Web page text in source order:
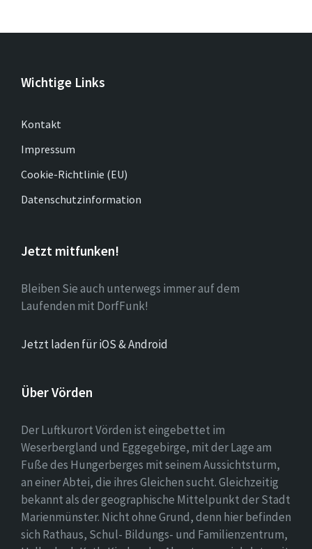
Wichtige Links
Kontakt
Impressum
Cookie-Richtlinie (EU)
Datenschutzinformation
Jetzt mitfunken!
Bleiben Sie auch unterwegs immer auf dem
Laufenden mit DorfFunk!
Jetzt laden für iOS & Android
Über Vörden
Der Luftkurort Vörden ist eingebettet im
Weserbergland und Eggegebirge, mit der Lage am
Fuße des Hungerberges mit seinem Aussichtsturm,
an einer Abtei, die ihres Gleichen sucht. Gleichzeitig
bekannt als der geographische Mittelpunkt der Stadt
Marienmünster. Nicht ohne Grund, denn hier befinden
sich Rathaus, Schul- Bildungs- und Familienzentrum,